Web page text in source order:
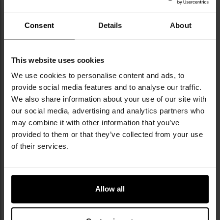
Consent Details About
This website uses cookies
We use cookies to personalise content and ads, to
provide social media features and to analyse our traffic.
We also share information about your use of our site with
our social media, advertising and analytics partners who
may combine it with other information that you’ve
provided to them or that they’ve collected from your use
of their services.
Allow all
pojemność 16 litrów
wykonany z Cordury 500D
siatka dystansowa od strony pleców
boczne troki z klamrami
odczepiane szelki
panel Velcro do zamocowania naszywek
KAMUFLAŻ MAPA